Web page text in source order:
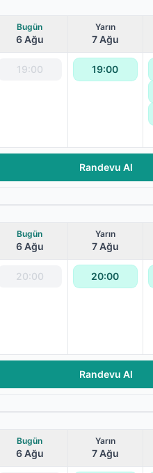
Bugün
6 Ağu
19:00
Yarın
7 Ağu
19:00
Randevu Al
Bugün
6 Ağu
20:00
Yarın
7 Ağu
20:00
Randevu Al
Bugün
6 Ağu
Yarın
7 Ağu